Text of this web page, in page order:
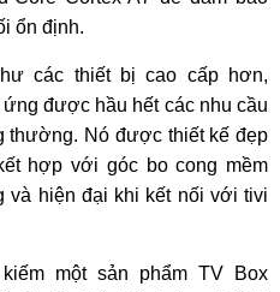
ổn định.
các thiết bị cao cấp hơn,
được hầu hết các nhu cầu
thường. Nó được thiết kế đẹp
hợp với góc bo cong mềm
và hiện đại khi kết nối với tivi
một sản phẩm TV Box